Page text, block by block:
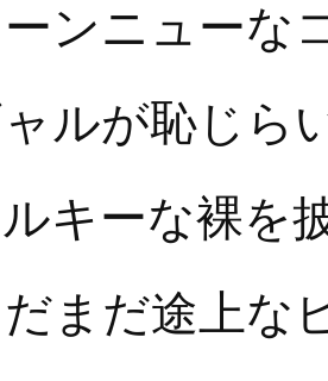
ンニューな
ルが恥じら
キーな裸を
まだ途上な